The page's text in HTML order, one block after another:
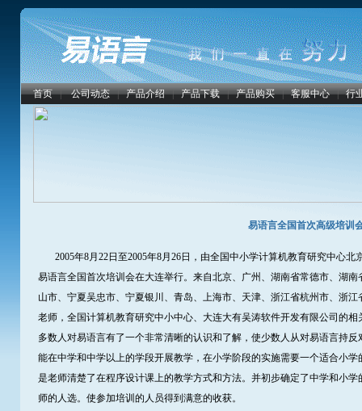
首页 | 公司动态 | 产品介绍 | 产品下载 | 产品购买 | 客服中心 | 行
易语言全国首次高级培训
2005年8月22日至2005年8月26日，由全国中小学计算机教育研究中心北
易语言全国首次培训会在大连举行。来自北京、广州、湖南省常德市、湖
山市、宁夏吴忠市、宁夏银川、青岛、上海市、天津、浙江省杭州市、浙
老师，全国计算机教育研究中小中心、大连大有吴涛软件开发有限公司的
多数人对易语言有了一个非常清晰的认识和了解，使少数人从对易语言持
能在中学和中学以上的学段开展教学，在小学阶段的实施需要一个适合小
是老师清楚了在程序设计课上的教学方式和方法。并初步确定了中学和小
师的人选。使参加培训的人员得到满意的收获。